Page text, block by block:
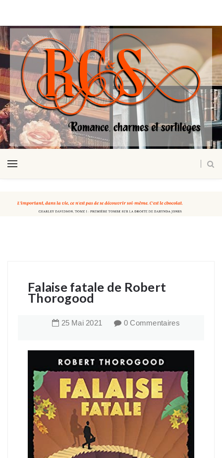
Falaise fatale de Robert
Thorogood
25 Mai 2021 0 Commentaires